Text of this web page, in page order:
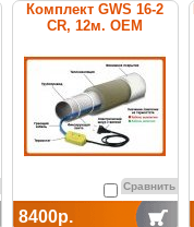
Комплект GWS 16-2
CR, 12м. ОЕМ
Сравнить
8400р.